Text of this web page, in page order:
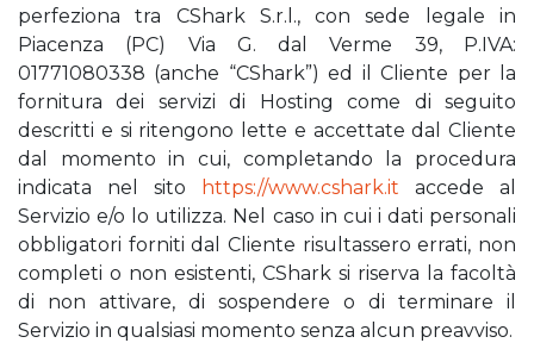
perfeziona tra CShark S.r.l., con sede legale in
Piacenza (PC) Via G. dal Verme 39, P.IVA:
01771080338 (anche “CShark”) ed il Cliente per la
fornitura dei servizi di Hosting come di seguito
descritti e si ritengono lette e accettate dal Cliente
dal momento in cui, completando la procedura
indicata nel sito
https://www.cshark.it accede al
Servizio e/o lo utilizza. Nel caso in cui i dati personali
obbligatori forniti dal Cliente risultassero errati, non
completi o non esistenti, CShark si riserva la facoltà
di non attivare, di sospendere o di terminare il
Servizio in qualsiasi momento senza alcun preavviso.